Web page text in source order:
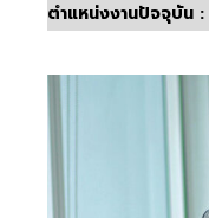
ตำแหน่งงานปัจจุบัน :